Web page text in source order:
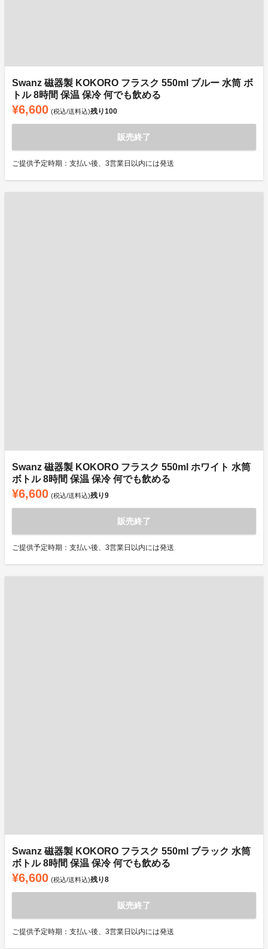
Swanz 磁器製 KOKORO フラスク 550ml ブルー 水筒 ボ
トル 8時間 保温 保冷 何でも飲める
¥6,600 (税込/送料込)残り100
販売終了
ご提供予定時期：支払い後、3営業日以内には発送
Swanz 磁器製 KOKORO フラスク 550ml ホワイト 水筒
ボトル 8時間 保温 保冷 何でも飲める
¥6,600 (税込/送料込)残り9
販売終了
ご提供予定時期：支払い後、3営業日以内には発送
Swanz 磁器製 KOKORO フラスク 550ml ブラック 水筒
ボトル 8時間 保温 保冷 何でも飲める
¥6,600 (税込/送料込)残り8
販売終了
ご提供予定時期：支払い後、3営業日以内には発送